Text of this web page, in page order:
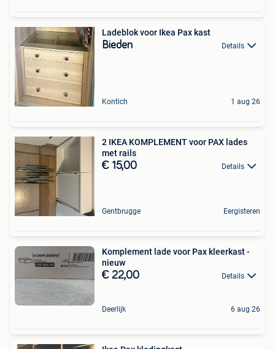
Ladeblok voor Ikea Pax kast
Bieden Details
Kontich 1 aug 26
2 IKEA KOMPLEMENT voor PAX lades
met rails
€ 15,00 Details
Gentbrugge Eergisteren
Komplement lade voor Pax kleerkast -
nieuw
€ 22,00 Details
Deerlijk 6 aug 26